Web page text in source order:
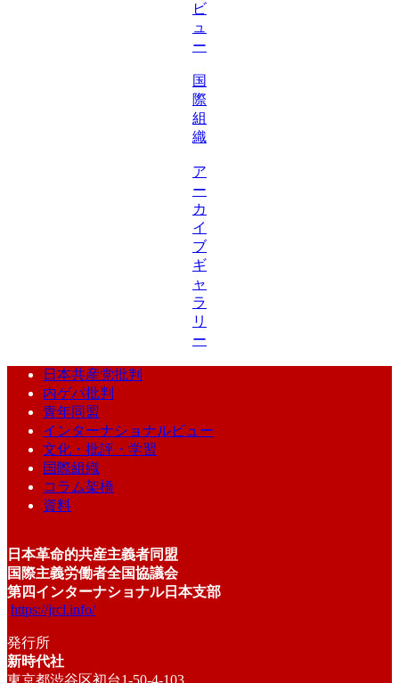
ビ
ュ
ー
国
際
組
織
ア
ー
カ
イ
ブ
ギ
ャ
ラ
リ
ー
日本共産党批判
内ゲバ批判
青年同盟
インターナショナルビュー
文化・批評・学習
国際組織
コラム架橋
資料
日本革命的共産主義者同盟
国際主義労働者全国協議会
第四インターナショナル日本支部
https://jrcl.info/
発行所
新時代社